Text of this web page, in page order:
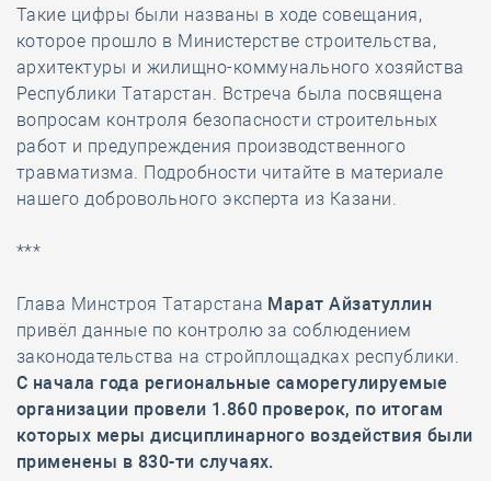
Такие цифры были названы в ходе совещания,
которое прошло в Министерстве строительства,
архитектуры и жилищно-коммунального хозяйства
Республики Татарстан. Встреча была посвящена
вопросам контроля безопасности строительных
работ и предупреждения производственного
травматизма. Подробности читайте в материале
нашего добровольного эксперта из Казани.
***
Глава Минстроя Татарстана Марат Айзатуллин
привёл данные по контролю за соблюдением
законодательства на стройплощадках республики.
С начала года региональные саморегулируемые
организации провели 1.860 проверок, по итогам
которых меры дисциплинарного воздействия были
применены в 830-ти случаях.